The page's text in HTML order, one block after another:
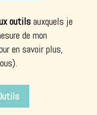
outilsauxquels je
de mon
en savoir plus,